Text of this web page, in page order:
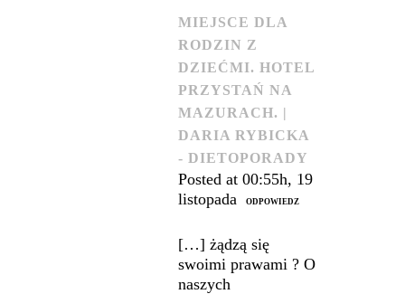
MIEJSCE DLA
RODZIN Z
DZIEĆMI. HOTEL
PRZYSTAŃ NA
MAZURACH. |
DARIA RYBICKA
- DIETOPORADY
Posted at 00:55h, 19
listopada
ODPOWIEDZ
[…] żądzą się
swoimi prawami ? O
naszych